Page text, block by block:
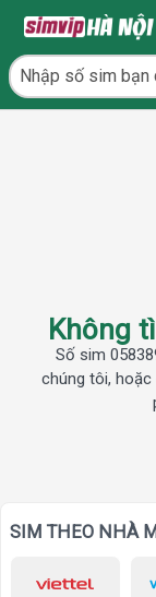
Không
Số sim
chúng tôi,
SIM THEO NHÀ